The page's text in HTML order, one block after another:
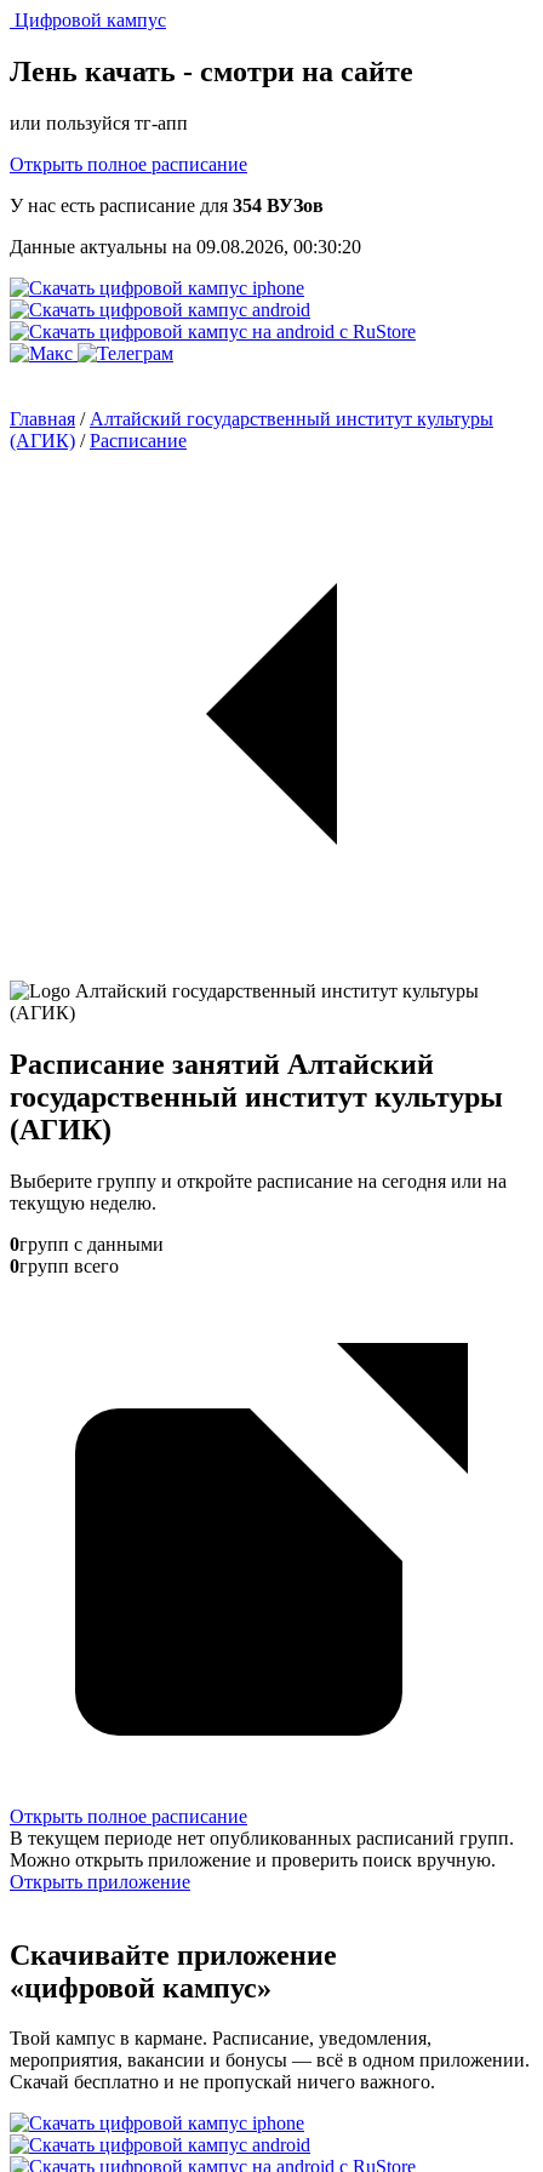
Цифровой кампус
Лень качать - смотри на сайте
или пользуйся тг-апп
Открыть полное расписание
У нас есть расписание для 354 ВУЗов
Данные актуальны на 09.08.2026, 00:30:20
Главная / Алтайский государственный институт культуры
(АГИК) /Расписание
Расписание занятий Алтайский
государственный институт культуры
(АГИК)
Выберите группу и откройте расписание на сегодня или на
текущую неделю.
0групп с данными
0групп всего
Открыть полное расписание
В текущем периоде нет опубликованных расписаний групп.
Можно открыть приложение и проверить поиск вручную.
Открыть приложение
Скачивайте приложение
«цифровой кампус»
Твой кампус в кармане. Расписание, уведомления,
мероприятия, вакансии и бонусы — всё в одном приложении.
Скачай бесплатно и не пропускай ничего важного.